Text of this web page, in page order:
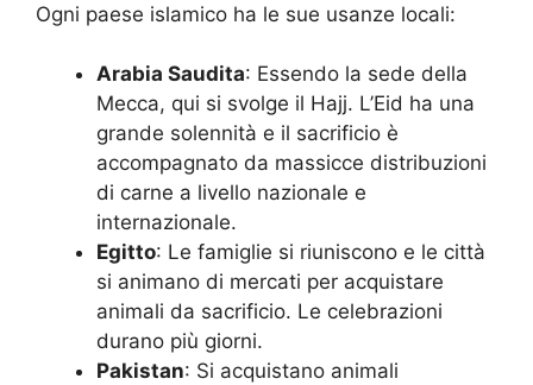
Ogni paese islamico ha le sue usanze locali:
Arabia Saudita: Essendo la sede della
Mecca, qui si svolge il Hajj. L’Eid ha una
grande solennità e il sacrificio è
accompagnato da massicce distribuzioni
di carne a livello nazionale e
internazionale.
Egitto: Le famiglie si riuniscono e le città
si animano di mercati per acquistare
animali da sacrificio. Le celebrazioni
durano più giorni.
Pakistan: Si acquistano animali